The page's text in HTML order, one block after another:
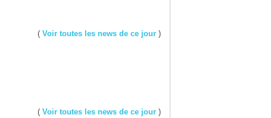
( Voir toutes les news de ce jour )
( Voir toutes les news de ce jour )